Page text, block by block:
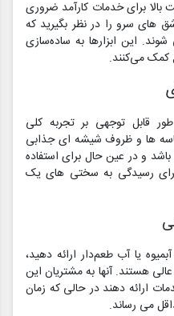
بالا برای خدمات کارآمد ضروری
های سرو را در نظر بگیرید که
این ابزارها به ساده‌سازی
کمک می‌کنند.
قابل توجهی بر تجربه کلی
ها و ظروف شیشه ای جذابی
و در عین حال برای استفاده
برای رسیدگی به سختی های یک
یا آب طعم‌دار ارائه دهید،
هستند. آنها به مشتریان این
ارائه دهند در حالی که زمان
می رساند.